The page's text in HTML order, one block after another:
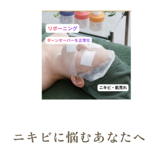
ニキビに悩むあなたへ